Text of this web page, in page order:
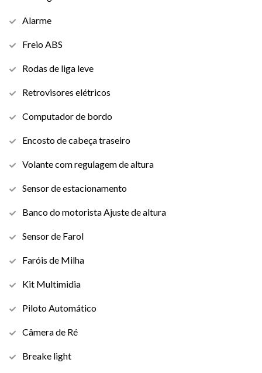
Alarme
Freio ABS
Rodas de liga leve
Retrovisores elétricos
Computador de bordo
Encosto de cabeça traseiro
Volante com regulagem de altura
Sensor de estacionamento
Banco do motorista Ajuste de altura
Sensor de Farol
Faróis de Milha
Kit Multimidia
Piloto Automático
Câmera de Ré
Breake light